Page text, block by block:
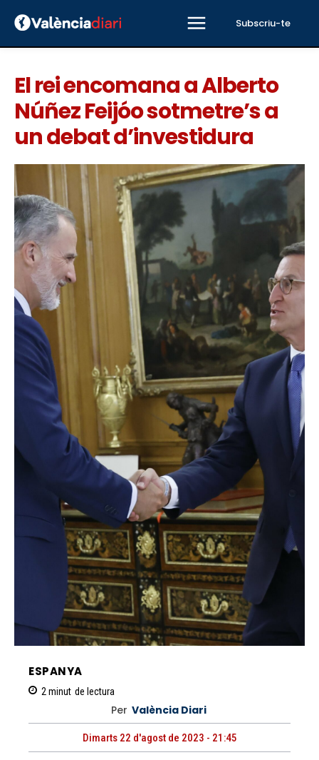
Subscriu-te
El rei encomana a Alberto
Núñez Feijóo sotmetre’s a
un debat d’investidura
ESPANYA
2 minut de lectura
Per València Diari
Dimarts 22 d'agost de 2023 - 21:45